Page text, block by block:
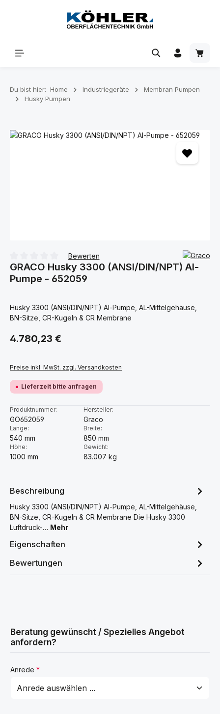
Zum Hauptinhalt springen
Du bist hier: Home Industriegeräte
Membran Pumpen
Husky Pumpen
Bildergalerie überspringen
Durchschnittliche Bewertung von 0 von 5 Sternen
Bewerten
GRACO Husky 3300 (ANSI/DIN/NPT) Al-
Pumpe - 652059
Husky 3300 (ANSI/DIN/NPT) Al-Pumpe, AL-Mittelgehäuse,
BN-Sitze, CR-Kugeln & CR Membrane
Regulärer Preis:
4.780,23 €
Preise inkl. MwSt. zzgl. Versandkosten
Lieferzeit bitte anfragen
Produktnummer:
GO652059
Hersteller:
Graco
Länge:
540 mm
Breite:
850 mm
Höhe:
1000 mm
Gewicht:
83.007 kg
Beschreibung
Husky 3300 (ANSI/DIN/NPT) Al-Pumpe, AL-Mittelgehäuse,
BN-Sitze, CR-Kugeln & CR Membrane Die Husky 3300
Luftdruck-… Mehr
Eigenschaften
Bewertungen
Beratung gewünscht / Spezielles Angebot
anfordern?
Anrede *